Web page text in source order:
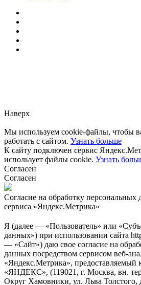
Наверх
Мы используем cookie-файлы, чтобы
работать с сайтом. Узнать больше
К сайту подключен сервис
использует файлы cookie. Узнать
Согласен
Согласен
Согласие на обработку
сервиса «Яндекс.Метрика»
Я (далее — «Пользователь» или
данных») при использовании сайта
— «Сайт») даю свое согласие на
данных посредством сервисом веб-
«Яндекс.Метрика»,
«ЯНДЕКС», (119021, г. Москва, вн.
Округ Хамовники, ул. Льва Толстого,